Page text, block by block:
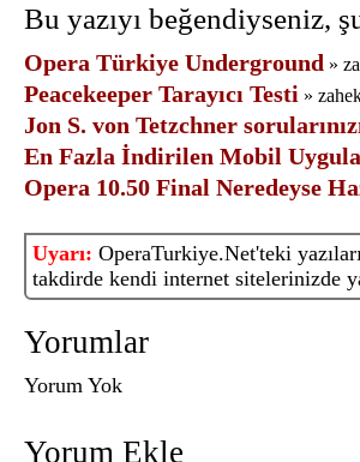
Bu yazıyı beğendiyseniz,
Opera Türkiye Underground »
Peacekeeper Tarayıcı Testi »
Jon S. von Tetzchner
En Fazla İndirilen Mobil
Opera 10.50 Final Neredeyse
Uyarı: OperaTurkiye.Net'teki
takdirde kendi internet sitelerinizde
Yorumlar
Yorum Yok
Yorum Ekle